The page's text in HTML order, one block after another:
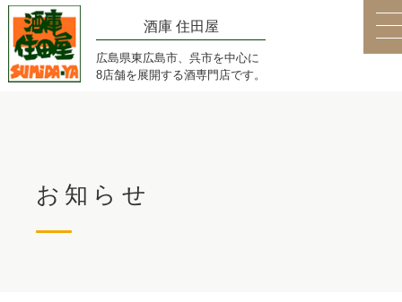
酒庫 住田屋
広島県東広島市、呉市を中心に
8店舗を展開する酒専門店です。
お知らせ